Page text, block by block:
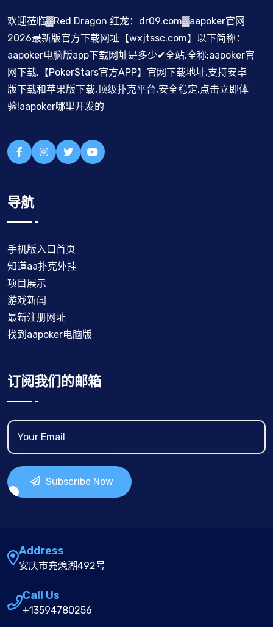
欢迎莅临▓Red Dragon 红龙：dr09.com▓aapoker官网
2026最新版官方下载网址【wxjtssc.com】以下简称：
aapoker电脑版app下载网址是多少✔全站,全称:aapoker官
网下载,【PokerStars官方APP】官网下载地址,支持安卓
版下载和苹果版下载,顶级扑克平台,安全稳定,点击立即体
验!aapoker哪里开发的
导航
手机版入口首页
知道aa扑克外挂
项目展示
游戏新闻
最新注册网址
找到aapoker电脑版
订阅我们的邮箱
Subscribe Now
Address
安庆市充熄湖492号
Call Us
+13594780256